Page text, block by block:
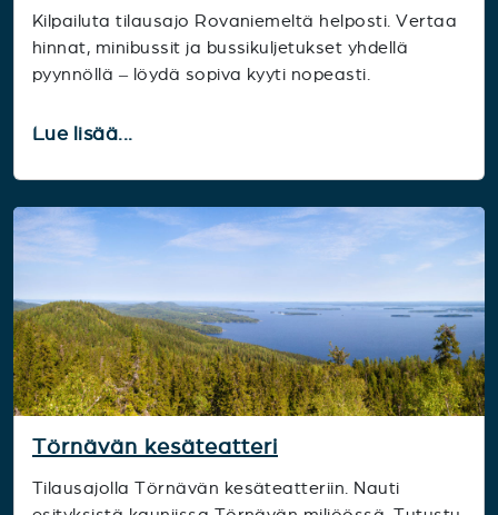
Kilpailuta tilausajo Rovaniemeltä helposti. Vertaa
hinnat, minibussit ja bussikuljetukset yhdellä
pyynnöllä – löydä sopiva kyyti nopeasti.
Lue lisää...
Törnävän kesäteatteri
Tilausajolla Törnävän kesäteatteriin. Nauti